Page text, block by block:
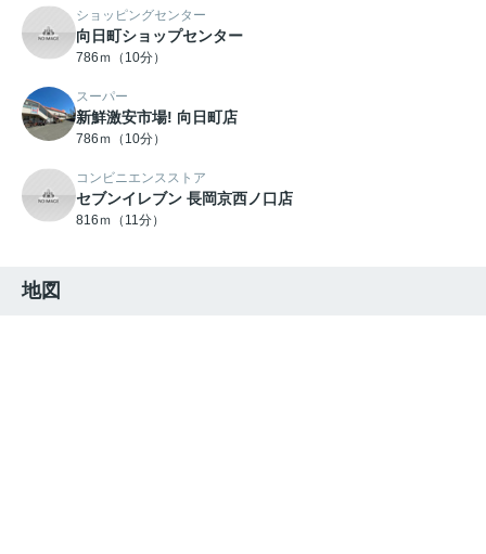
ショッピングセンター
向日町ショップセンター
786ｍ（10分）
スーパー
新鮮激安市場! 向日町店
786ｍ（10分）
コンビニエンスストア
セブンイレブン 長岡京西ノ口店
816ｍ（11分）
地図